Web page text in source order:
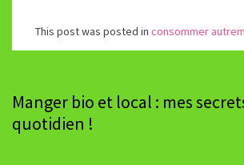
This post was posted in consommer
Manger bio et local : mes
quotidien !